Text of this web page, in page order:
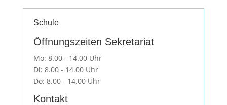
Schule
Öffnungszeiten Sekretariat
Mo: 8.00 - 14.00 Uhr
Di: 8.00 - 14.00 Uhr
Do: 8.00 - 14.00 Uhr
Kontakt